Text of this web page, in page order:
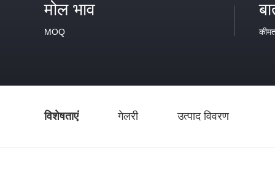
मोल भाव
MOQ
विशेषताएं गेलरी उत्पाद विवरण